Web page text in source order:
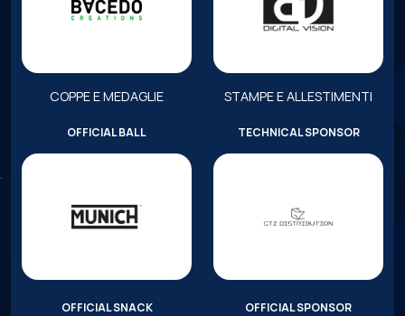
COPPE E MEDAGLIE STAMPE E ALLESTIMENTI
OFFICIAL BALL TECHNICAL SPONSOR
OFFICIAL SNACK OFFICIAL SPONSOR